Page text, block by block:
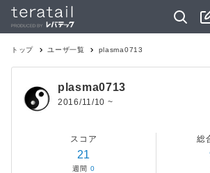
トップ ユーザ一覧 plasma0713
plasma0713
2016/11/10 ~
スコア
21
週間 0
総